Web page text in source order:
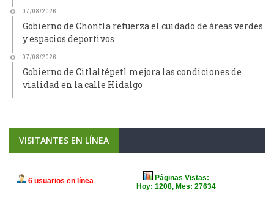
07/08/2026
Gobierno de Chontla refuerza el cuidado de áreas verdes
y espacios deportivos
07/08/2026
Gobierno de Citlaltépetl mejora las condiciones de
vialidad en la calle Hidalgo
VISITANTES EN LÍNEA